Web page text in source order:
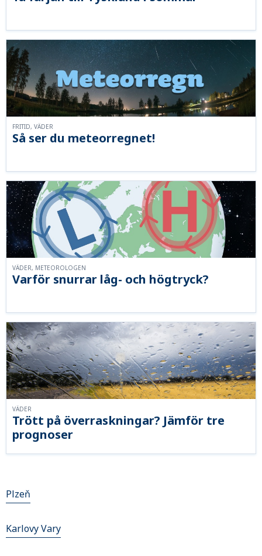
Så ser du meteorregnet!
FRITID, VÄDER
Varför snurrar låg- och högtryck?
VÄDER, METEOROLOGEN
Trött på överraskningar? Jämför tre
prognoser
VÄDER
Plzeň
Karlovy Vary